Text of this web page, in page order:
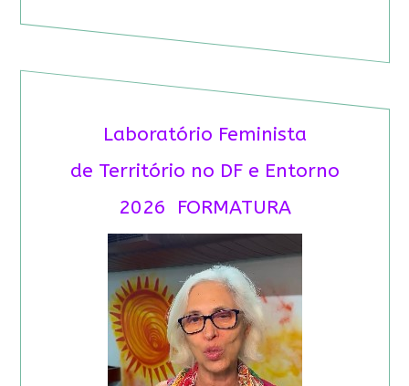
Laboratório Feminista
de Território no DF e Entorno
2026 FORMATURA